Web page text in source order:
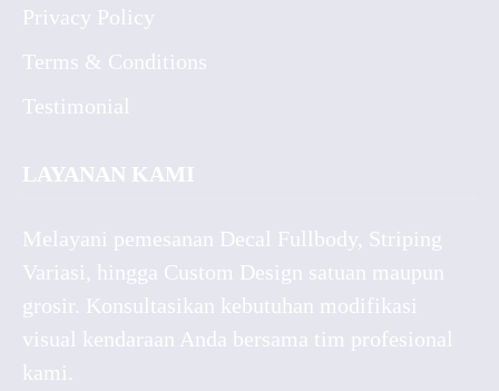
Privacy Policy
Terms & Conditions
Testimonial
LAYANAN KAMI
Melayani pemesanan Decal Fullbody, Striping
Variasi, hingga Custom Design satuan maupun
grosir. Konsultasikan kebutuhan modifikasi
visual kendaraan Anda bersama tim profesional
kami.